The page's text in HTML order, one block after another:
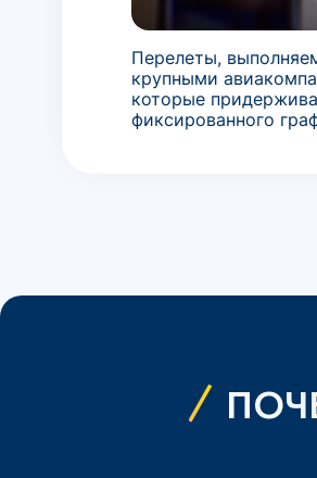
Перелеты,
крупными
которые
фиксированного